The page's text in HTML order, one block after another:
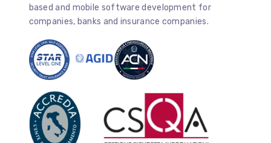
based and mobile software development for
companies, banks and insurance companies.